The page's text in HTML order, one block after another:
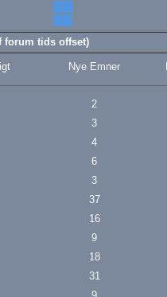
forum tids offset)
Nye Emner
2
3
4
6
3
37
16
9
18
31